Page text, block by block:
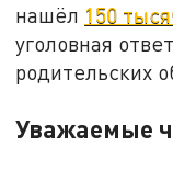
нашёл 150
уголовная
родительских
Уважаемые